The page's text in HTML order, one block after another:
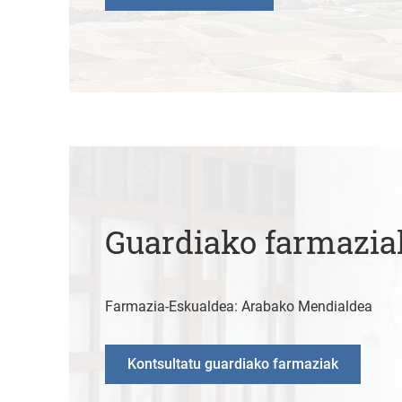
Guardiako
Farmazia-Eskualdea: Arabako Mendialdea
Kontsultatu guardiako farmaziak